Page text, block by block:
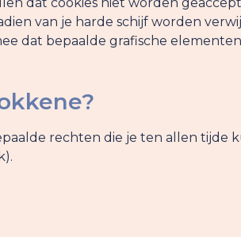
van je harde schijf worden
dat bepaalde grafische
rechten die je ten allen